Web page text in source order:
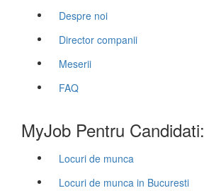
Despre noi
Director companii
Meserii
FAQ
MyJob Pentru Candidati:
Locuri de munca
Locuri de munca in Bucuresti